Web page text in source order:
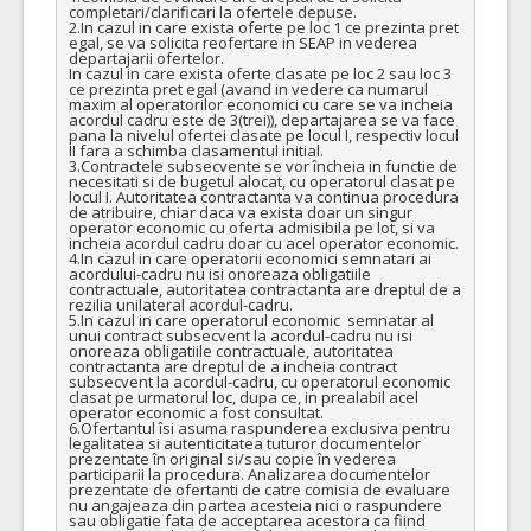
VALOAREA ESTIMATA FARA
TVA:
18.240,00 - 437.760,00 Leu
ATRIBUIT
8. Comprese din tifon sterile(LOT-0008)
COD CPV: 33141118-0 Comprese de tifon (Rev.2)
VALOAREA ESTIMATA FARA
TVA:
13.271,00 - 322.080,00 Leu
ATRIBUIT
17. Sonde de alimentatie(LOT-0017)
COD CPV: 33141641-5 Sonde (Rev.2)
VALOAREA ESTIMATA FARA
TVA:
2.568,00 - 61.737,60 Leu
ATRIBUIT
2. Cateter punctie arteriala 20G(LOT-0002)
COD CPV: 33141200-2 Catetere (Rev.2)
completari/clarificari la ofertele depuse.
2.In cazul in care exista oferte pe loc 1 ce prezinta pret
egal, se va solicita reofertare in SEAP in vederea
departajarii ofertelor.
In cazul in care exista oferte clasate pe loc 2 sau loc 3
ce prezinta pret egal (avand in vedere ca numarul
maxim al operatorilor economici cu care se va incheia
acordul cadru este de 3(trei)), departajarea se va face
pana la nivelul ofertei clasate pe locul I, respectiv locul
II fara a schimba clasamentul initial.
3.Contractele subsecvente se vor încheia in functie de
necesitati si de bugetul alocat, cu operatorul clasat pe
locul I. Autoritatea contractanta va continua procedura
de atribuire, chiar daca va exista doar un singur
operator economic cu oferta admisibila pe lot, si va
incheia acordul cadru doar cu acel operator economic.
4.In cazul in care operatorii economici semnatari ai
acordului-cadru nu isi onoreaza obligatiile
contractuale, autoritatea contractanta are dreptul de a
rezilia unilateral acordul-cadru.
5.In cazul in care operatorul economic  semnatar al
unui contract subsecvent la acordul-cadru nu isi
onoreaza obligatiile contractuale, autoritatea
contractanta are dreptul de a incheia contract
subsecvent la acordul-cadru, cu operatorul economic
clasat pe urmatorul loc, dupa ce, in prealabil acel
operator economic a fost consultat.
6.Ofertantul îsi asuma raspunderea exclusiva pentru
legalitatea si autenticitatea tuturor documentelor
prezentate în original si/sau copie în vederea
participarii la procedura. Analizarea documentelor
prezentate de ofertanti de catre comisia de evaluare
nu angajeaza din partea acesteia nici o raspundere
sau obligatie fata de acceptarea acestora ca fiind